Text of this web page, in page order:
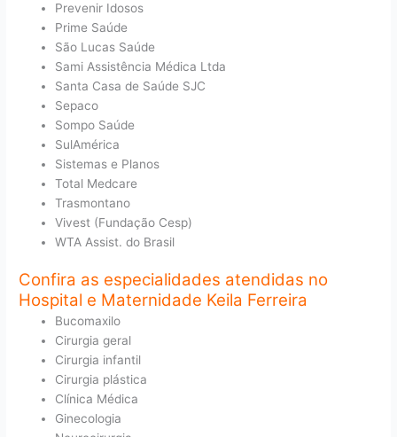
Prevenir Idosos
Prime Saúde
São Lucas Saúde
Sami Assistência Médica Ltda
Santa Casa de Saúde SJC
Sepaco
Sompo Saúde
SulAmérica
Sistemas e Planos
Total Medcare
Trasmontano
Vivest (Fundação Cesp)
WTA Assist. do Brasil
Confira as especialidades atendidas no
Hospital e Maternidade Keila Ferreira
Bucomaxilo
Cirurgia geral
Cirurgia infantil
Cirurgia plástica
Clínica Médica
Ginecologia